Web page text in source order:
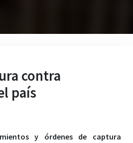
contra
país
y órdenes de captura